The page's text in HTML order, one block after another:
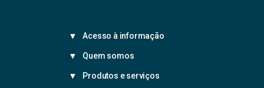
Acesso à informação
Quem somos
Produtos e serviços